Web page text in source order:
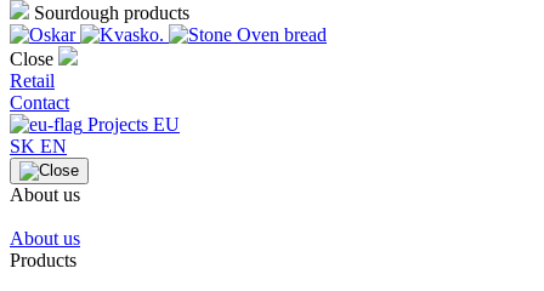
Sourdough products
Close
Retail
Contact
Projects EU
SK EN
About us
About us
Products